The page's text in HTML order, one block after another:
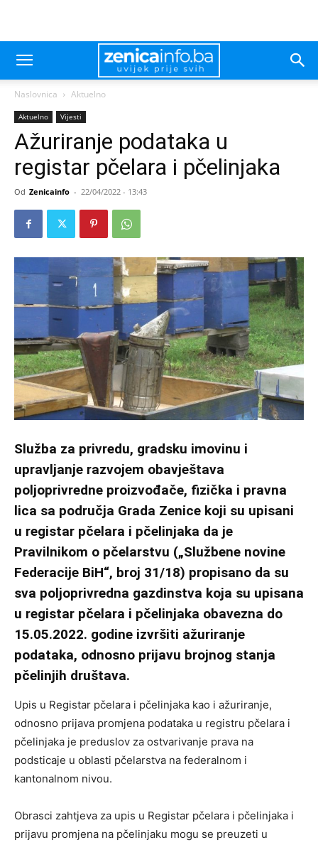
Naslovnica Aktuelno
Aktuelno Vijesti
Ažuriranje podataka u
registar pčelara i pčelinjaka
Od Zenicainfo - 22/04/2022 - 13:43
Služba za privredu, gradsku imovinu i
upravljanje razvojem obavještava
poljoprivredne proizvođače, fizička i pravna
lica sa područja Grada Zenice koji su upisani
u registar pčelara i pčelinjaka da je
Pravilnikom o pčelarstvu („Službene novine
Federacije BiH“, broj 31/18) propisano da su
sva poljoprivredna gazdinstva koja su upisana
u registar pčelara i pčelinjaka obavezna do
15.05.2022. godine izvršiti ažuriranje
podataka, odnosno prijavu brojnog stanja
pčelinjih društava.
Upis u Registar pčelara i pčelinjaka kao i ažuriranje,
odnosno prijava promjena podataka u registru pčelara i
pčelinjaka je preduslov za ostvarivanje prava na
podsticaje u oblasti pčelarstva na federalnom i
kantonalnom nivou.
Obrasci zahtjeva za upis u Registar pčelara i pčelinjaka i
prijavu promjena na pčelinjaku mogu se preuzeti u